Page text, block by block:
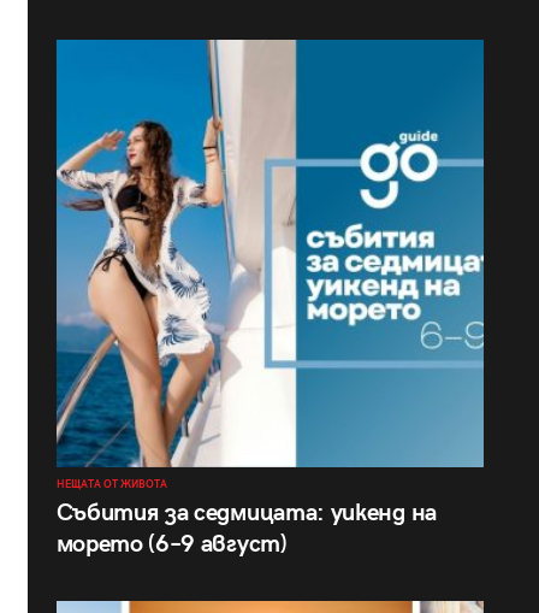
НЕЩАТА ОТ ЖИВОТА
Събития за седмицата: уикенд на
морето (6–9 август)